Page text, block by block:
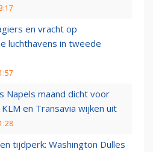
en vracht op
luchthavens in tweede
Napels maand dicht voor
en Transavia wijken uit
tijdperk: Washington Dulles